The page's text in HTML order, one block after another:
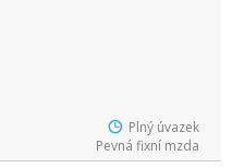
Plný úvazek
Pevná fixní mzda